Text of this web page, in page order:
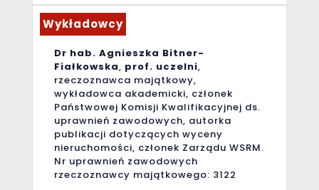
Wykładowcy
Dr hab. Agnieszka Bitner-
Fiałkowska, prof. uczelni,
rzeczoznawca majątkowy,
wykładowca akademicki, członek
Państwowej Komisji Kwalifikacyjnej ds.
uprawnień zawodowych, autorka
publikacji dotyczących wyceny
nieruchomości, członek Zarządu WSRM.
Nr uprawnień zawodowych
rzeczoznawcy majątkowego: 3122